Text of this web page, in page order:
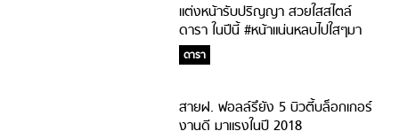
แต่งหน้ารับปริญญา สวยใสสไตล์
ดารา ในปีนี้ #หน้าแน่นหลบไปใสๆมา
แรง
ดารา
สายฝ. ฟอลล์รึยัง 5 บิวตี้บล็อกเกอร์
งานดี มาแรงในปี 2018